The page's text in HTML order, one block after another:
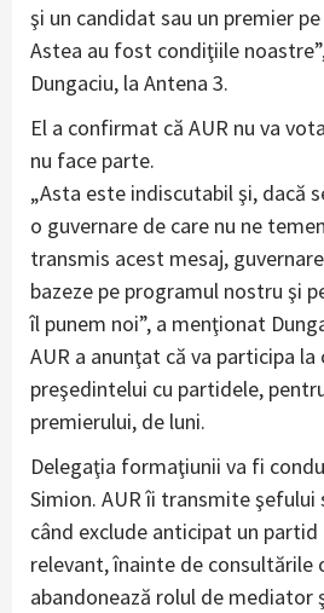
şi un candidat sau un premier
Astea au fost condiţiile
Dungaciu, la Antena 3.
El a confirmat că AUR nu va
nu face parte.
„Asta este indiscutabil şi, dacă
o guvernare de care nu ne
transmis acest mesaj,
bazeze pe programul nostru şi
îl punem noi”, a menţionat
AUR a anunţat că va participa
preşedintelui cu partidele,
premierului, de luni.
Delegaţia formaţiunii va fi
Simion. AUR îi transmite
când exclude anticipat un
relevant, înainte de consultările
abandonează rolul de mediator